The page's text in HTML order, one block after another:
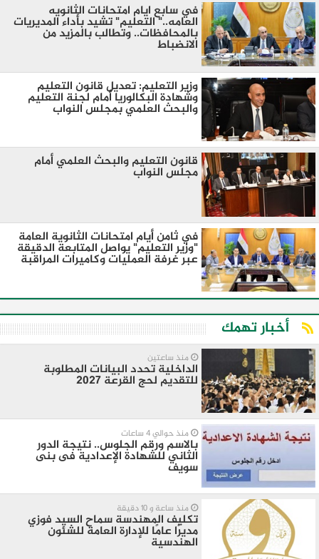
في سابع ايام امتحانات الثانويه
العامه.." التعليم" تشيد بأداء المديريات
بالمحافظات.. وتطالب بالمزيد من
الانضباط
وزير التعليم: تعديل قانون التعليم
وشهادة البكالوريا أمام لجنة التعليم
والبحث العلمي بمجلس النواب
قانون التعليم والبحث العلمي أمام
مجلس النواب
في ثامن أيام امتحانات الثانوية العامة
"وزير التعليم" يواصل المتابعة الدقيقة
عبر غرفة العمليات وكاميرات المراقبة
أخبار تهمك
منذ ساعتين
الداخلية تحدد البيانات المطلوبة
للتقديم لحج القرعة 2027
منذ حوالي 4 ساعات
بالاسم ورقم الجلوس.. نتيجة الدور
الثاني للشهادة الإعدادية فى بنى
سويف
منذ ساعة و 10 دقيقة
تكليف المهندسة سماح السيد فوزي
مديرًا عامًا للإدارة العامة للشئون
الهندسية